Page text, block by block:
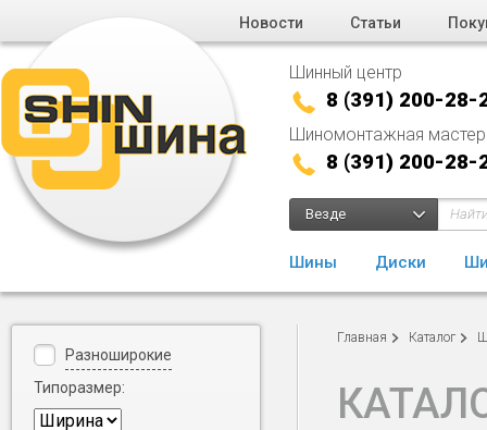
Новости Статьи
Шинный центр
8 (391) 200-28-
Шиномонтажная
8 (391) 200-28-
Везде
Шины Диски
Главная Каталог
Разноширокие
Типоразмер: